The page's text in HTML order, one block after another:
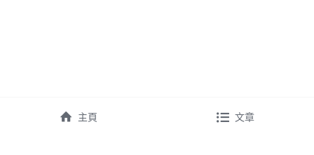
主頁 文章